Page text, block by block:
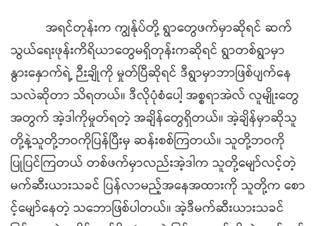
အရင်တုန်းက ကျွန်ုပ်တို့ ရွာတွေဖက်မှာဆိုရင် ဆက်
သွယ်ရေးဖုန်းကိရိယာတွေမရှိတုန်းကဆိုရင် ရွာတစ်ရွာမှာ
နွားနှောက်ရဲ့ ဉီးချိုကို မှုတ်ပြီဆိုရင် ဒီရွာမှာဘာဖြစ်ပျက်နေ
သလဲဆိုတာ သိရတယ်။ ဒီလိုပုံစံပေါ့ အစ္စရာအဲလ် လူမျိုးတွေ
အတွက် အဲ့ဒါကိုမှုတ်ရတဲ့ အချိန်တွေရှိတယ်။ အဲ့ချိန်မှာဆိုသူ
တို့နဲ့သူတို့ဘဝကိုပြန်ပြီးမှ ဆန်းစစ်ကြတယ်။ သူတို့ဘဝကို
ပြုပြင်ကြတယ် တစ်ဖက်မှာလည်းအဲ့ဒါက သူတို့မျော်လင့်တဲ့
မက်ဆီးယားသခင် ပြန်လာမည့်အနေအထားကို သူတို့က စော
င့်မျော်နေတဲ့ သဘောဖြစ်ပါတယ်။ အဲ့ဒီမက်ဆီးယားသခင်